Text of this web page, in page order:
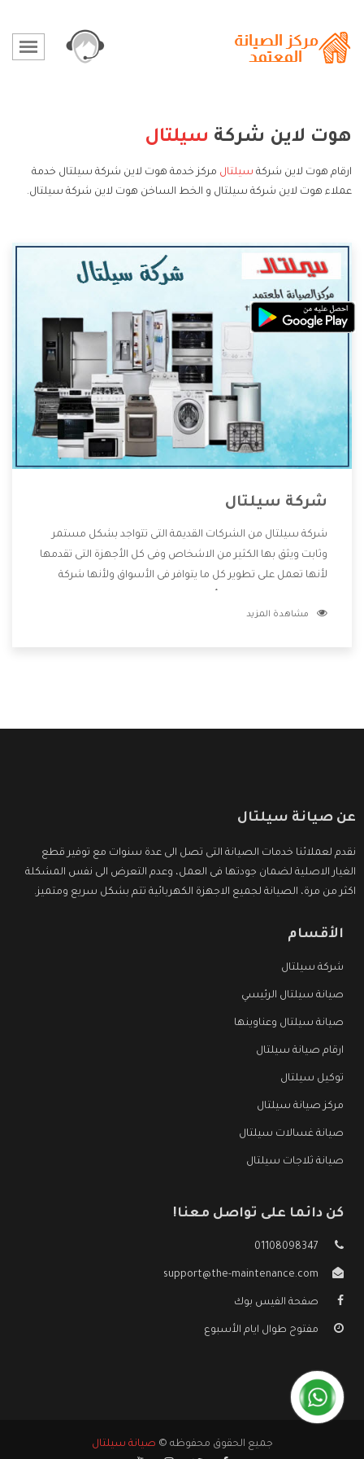
هوت لاين شركة سيلتال
ارقام هوت لاين شركة سيلتال مركز خدمة هوت لاين شركة سيلتال خدمة
عملاء هوت لاين شركة سيلتال و الخط الساخن هوت لاين شركة سيلتال.
شركة سيلتال
شركة سيلتال من الشركات القديمة التى تتواجد بشكل مستمر
وثابت ويثق بها الكثير من الاشخاص وفى كل الأجهزة التى تقدمها
لأنها تعمل على تطوير كل ما يتوافر فى الأسواق ولأنها شركة
وتقدم للعملاء أقوى العروض والخصومات التى تسهل على
مشاهدة المزيد
عن صيانة سيلتال
نقدم لعملائنا خدمات الصيانة التى تصل الى عدة سنوات مع توفير قطع
الغيار الاصلية لضمان جودتها فى العمل، وعدم التعرض الى نفس المشكلة
اكثر من مرة، الصيانة لجميع الاجهزة الكهربائية تتم بشكل سريع ومتميز.
الأقسام
شركة سيلتال
صيانة سيلتال الرئيسي
صيانة سيلتال وعناوينها
ارقام صيانة سيلتال
توكيل سيلتال
مركز صيانة سيلتال
صيانة غسالات سيلتال
صيانة ثلاجات سيلتال
كن دائما على تواصل معنا!
01108098347
support@the-maintenance.com
صفحة الفيس بوك
مفتوح طوال ايام الأسبوع
جميع الحقوق محفوظه © صيانة سيلتال